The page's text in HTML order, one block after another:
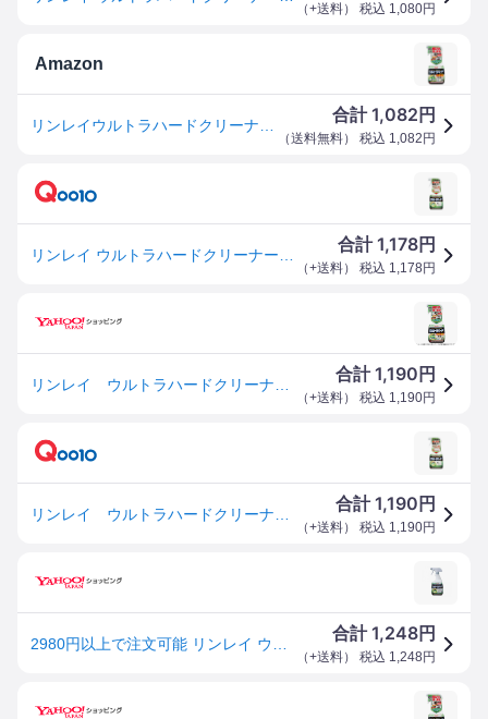
（+送料） 税込 1,080円
Amazon
合計1,082 円
（送料無料） 税込 1,082 円
合計1,178円
（+送料） 税込 1,178 円
合計1,190 円
（+送料） 税込 1,190円
合計1,190 円
（+送料） 税込 1,190円
合計1,248円
（+送料） 税込 1,248 円